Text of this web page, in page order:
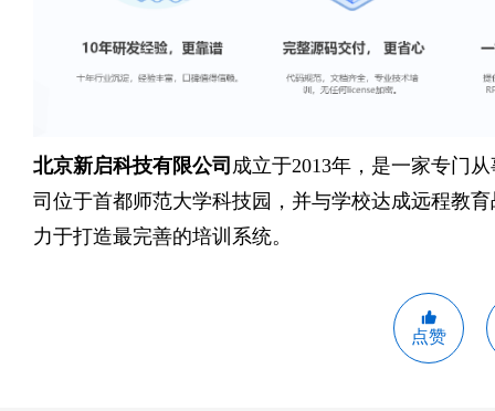
北京新启科技有限公司 成立于2013年，是一家专门
司位于首都师范大学科技园，并与学校达成远程教
力于打造最完善的培训系统。
点赞